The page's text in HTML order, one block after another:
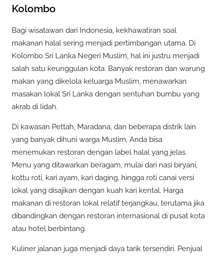
Kolombo
Bagi wisatawan dari Indonesia, kekhawatiran soal
makanan halal sering menjadi pertimbangan utama. Di
Kolombo Sri Lanka Negeri Muslim, hal ini justru menjadi
salah satu keunggulan kota. Banyak restoran dan warung
makan yang dikelola keluarga Muslim, menawarkan
masakan lokal Sri Lanka dengan sentuhan bumbu yang
akrab di lidah.
Di kawasan Pettah, Maradana, dan beberapa distrik lain
yang banyak dihuni warga Muslim, Anda bisa
menemukan restoran dengan label halal yang jelas.
Menu yang ditawarkan beragam, mulai dari nasi biryani,
kottu roti, kari ayam, kari daging, hingga roti canai versi
lokal yang disajikan dengan kuah kari kental. Harga
makanan di restoran lokal relatif terjangkau, terutama jika
dibandingkan dengan restoran internasional di pusat kota
atau hotel berbintang.
Kuliner jalanan juga menjadi daya tarik tersendiri. Penjual